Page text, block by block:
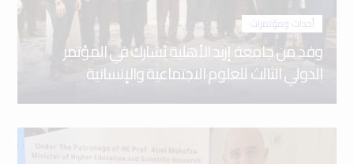
أحداث ومؤتمرات
وفد من جامعة إربد الأهلية يُشارك في المؤتمر
الدولي الثالث للعلوم الاجتماعية والإنسانية